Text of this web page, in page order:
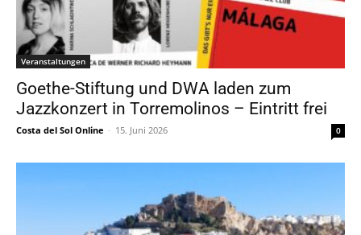
Veranstaltungen
Goethe-Stiftung und DWA laden zum
Jazzkonzert in Torremolinos – Eintritt frei
Costa del Sol Online - 15. Juni 2026 0